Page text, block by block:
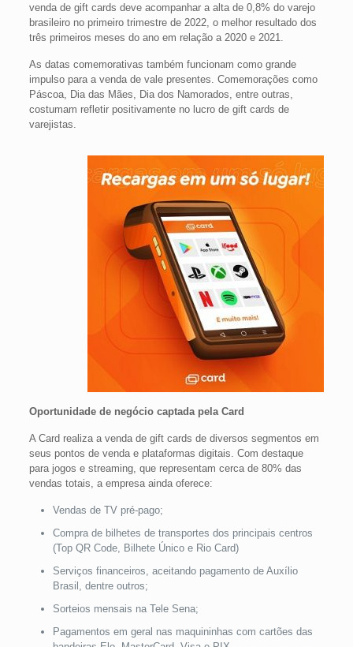
venda de gift cards deve acompanhar a alta de 0,8% do varejo
brasileiro no primeiro trimestre de 2022, o melhor resultado dos
três primeiros meses do ano em relação a 2020 e 2021.
As datas comemorativas também funcionam como grande
impulso para a venda de vale presentes. Comemorações como
Páscoa, Dia das Mães, Dia dos Namorados, entre outras,
costumam refletir positivamente no lucro de gift cards de
varejistas.
Oportunidade de negócio captada pela Card
A Card realiza a venda de gift cards de diversos segmentos em
seus pontos de venda e plataformas digitais. Com destaque
para jogos e streaming, que representam cerca de 80% das
vendas totais, a empresa ainda oferece:
Vendas de TV pré-pago;
Compra de bilhetes de transportes dos principais centros
(Top QR Code, Bilhete Único e Rio Card)
Serviços financeiros, aceitando pagamento de Auxílio
Brasil, dentre outros;
Sorteios mensais na Tele Sena;
Pagamentos em geral nas maquininhas com cartões das